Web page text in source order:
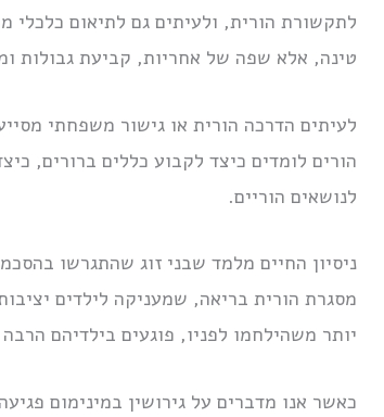
לתקשורת הורית, ולעיתים גם לתיאום
טינה, אלא שפה של אחריות, קביעת גבולות
לעיתים הדרכה הורית או גישור משפחתי
הורים לומדים כיצד לקבוע כללים ברורים,
לנושאים הוריים.
ניסיון החיים מלמד שבני זוג שהתגרשו
מסגרת הורית בריאה, שמעניקה לילדים
יותר משהילחמו לפניו, פוגעים בילדיהם
כאשר אנו מדברים על גירושין במינימום